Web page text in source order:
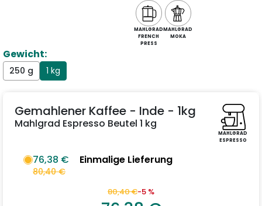
MAHLGRAD
FRENCH
PRESS
MAHLGRAD
MOKA
Gewicht:
250 g 1 kg
MAHLGRAD
ESPRESSO
Gemahlener Kaffee - Inde - 1kg
Mahlgrad Espresso Beutel 1 kg
76,38 €
80,40 €
Einmalige Lieferung
80,40 €-5 %